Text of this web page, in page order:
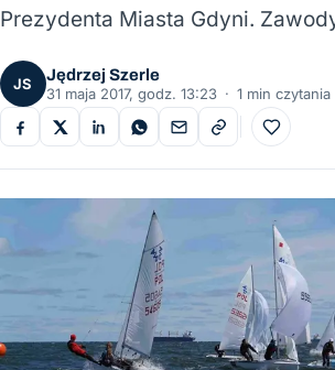
Prezydenta Miasta Gdyni.
JS
Jędrzej Szerle
31 maja 2017, godz. 13:23 · 1 min czytania
Do